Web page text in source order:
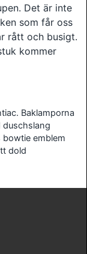
Det är inte
som får oss
rått och busigt.
kommer
Baklamporna
duschslang
bowtie emblem
dold